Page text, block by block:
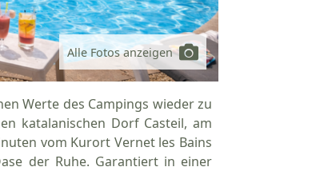
Alle Fotos anzeigen
Werte des Campings wieder zu
katalanischen Dorf Casteil, am
vom Kurort Vernet les Bains
der Ruhe. Garantiert in einer